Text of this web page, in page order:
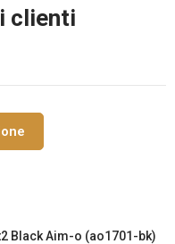
clienti
Black Aim-o (ao1701-bk)